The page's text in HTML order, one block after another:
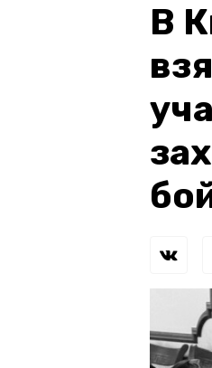
В